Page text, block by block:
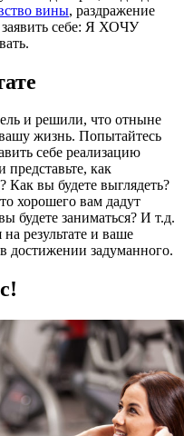
вины, раздражение
себе: Я ХОЧУ
и решили, что отныне
жизнь. Попытайтесь
себе реализацию
представьте, как
? Как вы будете выглядеть?
хорошего вам дадут
будете заниматься? И т.д.
результате и ваше
достижении задуманного.